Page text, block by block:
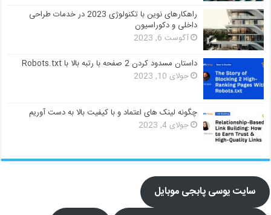
راهکارهای نوین با تکنولوژی 2023 در خدمات طراحی
داخلی و دکوراسیون
آگوست 6, 2023
داستان مسدود کردن 2 صفحه با رتبه بالا با Robots.txt
جولای 10, 2023
چگونه لینک های اعتماد و با کیفیت بالا به دست آوریم
جولای 4, 2023
سایت یوسی پابجی موبایل